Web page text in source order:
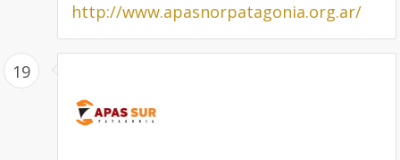
http://www.apasnorpatagonia.org.ar/
19